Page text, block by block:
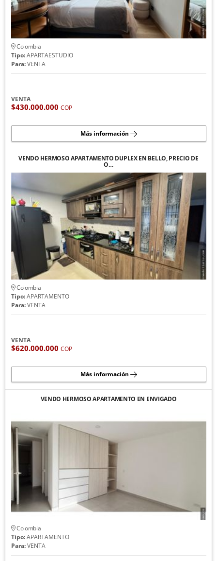
Colombia
Tipo:APARTAESTUDIO
Para:VENTA
VENTA
$430.000.000 COP
Más información
VENDO HERMOSO APARTAMENTO DUPLEX EN BELLO, PRECIO DE
O…
Colombia
Tipo:APARTAMENTO
Para:VENTA
VENTA
$620.000.000 COP
Más información
VENDO HERMOSO APARTAMENTO EN ENVIGADO
Colombia
Tipo:APARTAMENTO
Para:VENTA